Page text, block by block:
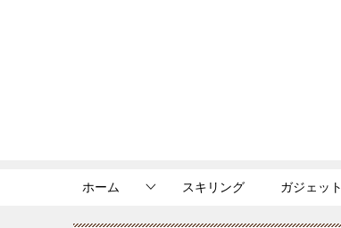
ホーム スキリング ガジェット